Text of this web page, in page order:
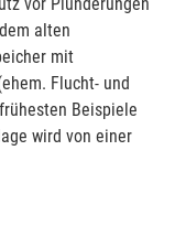
alten
mit
Flucht- und
Beispiele
wird von einer